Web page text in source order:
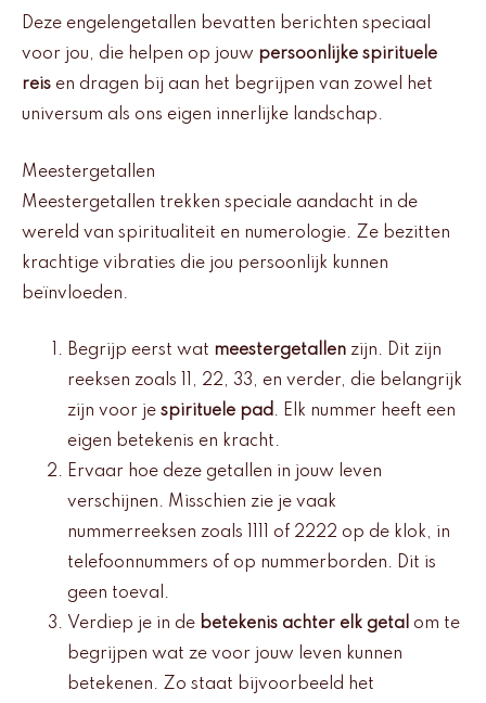
Deze engelengetallen bevatten berichten speciaal
voor jou, die helpen op jouw persoonlijke spirituele
reis en dragen bij aan het begrijpen van zowel het
universum als ons eigen innerlijke landschap.
Meestergetallen
Meestergetallen trekken speciale aandacht in de
wereld van spiritualiteit en numerologie. Ze bezitten
krachtige vibraties die jou persoonlijk kunnen
beïnvloeden.
Begrijp eerst wat meestergetallen zijn. Dit zijn
reeksen zoals 11, 22, 33, en verder, die belangrijk
zijn voor je spirituele pad . Elk nummer heeft een
eigen betekenis en kracht.
Ervaar hoe deze getallen in jouw leven
verschijnen. Misschien zie je vaak
nummerreeksen zoals 1111 of 2222 op de klok, in
telefoonnummers of op nummerborden. Dit is
geen toeval.
Verdiep je in de betekenis achter elk getal om te
begrijpen wat ze voor jouw leven kunnen
betekenen. Zo staat bijvoorbeeld het